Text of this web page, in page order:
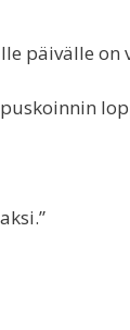
päivälle on